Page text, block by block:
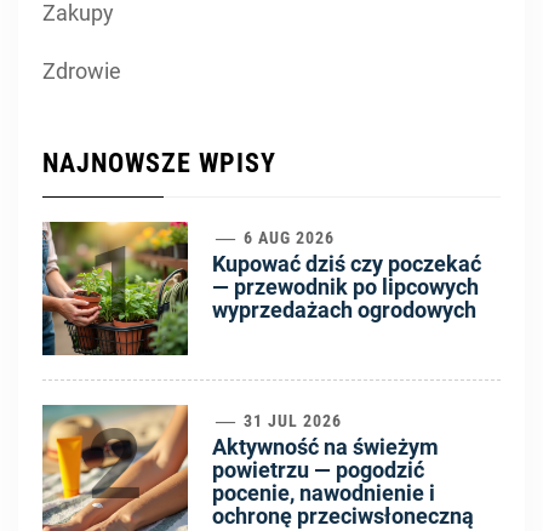
Zakupy
Zdrowie
NAJNOWSZE WPISY
1 6 AUG 2026
Kupować dziś czy poczekać
— przewodnik po lipcowych
wyprzedażach ogrodowych
2 31 JUL 2026
Aktywność na świeżym
powietrzu — pogodzić
pocenie, nawodnienie i
ochronę przeciwsłoneczną